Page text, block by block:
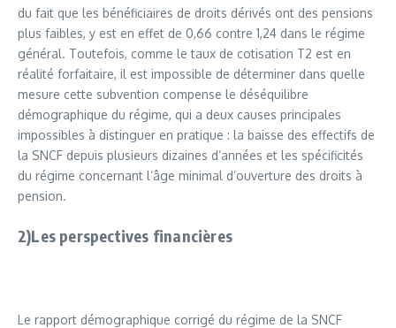
du fait que les bénéficiaires de droits dérivés ont des pensions
plus faibles, y est en effet de 0,66 contre 1,24 dans le régime
général. Toutefois, comme le taux de cotisation T2 est en
réalité forfaitaire, il est impossible de déterminer dans quelle
mesure cette subvention compense le déséquilibre
démographique du régime, qui a deux causes principales
impossibles à distinguer en pratique : la baisse des effectifs de
la SNCF depuis plusieurs dizaines d’années et les spécificités
du régime concernant l’âge minimal d’ouverture des droits à
pension.
2)Les perspectives financières
Le rapport démographique corrigé du régime de la SNCF